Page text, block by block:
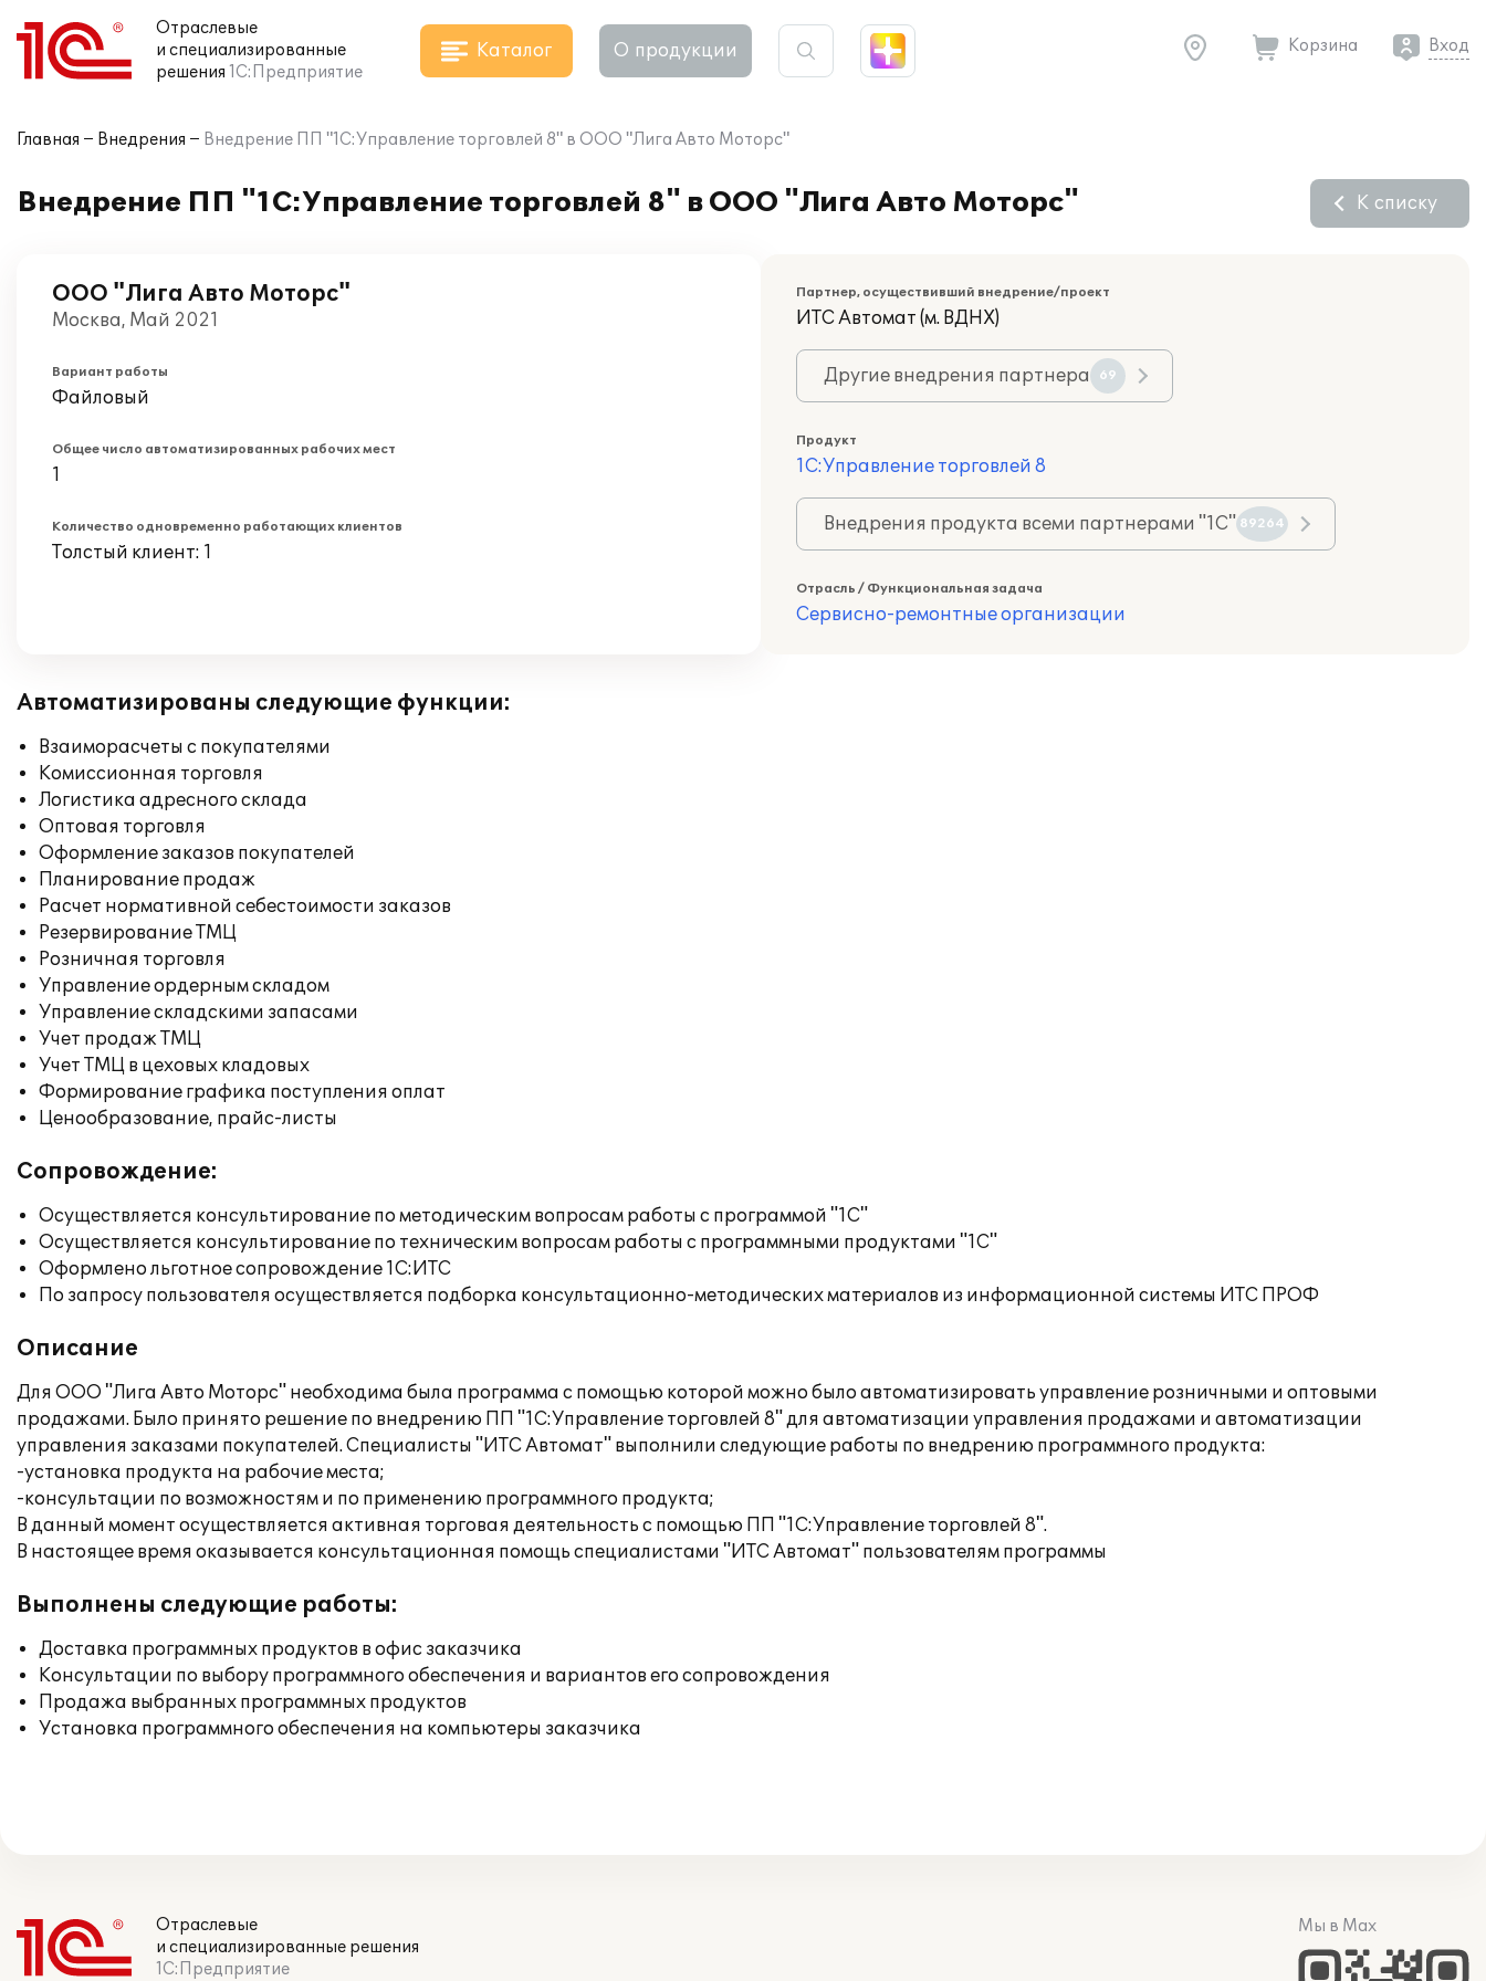
Отраслевые
и специализированные
решения 1С:Предприятие
Каталог О продукции Корзина Вход
Главная Внедрения Внедрение ПП "1C:Управление торговлей 8" в ООО "Лига Авто Моторс"
Внедрение ПП "1C:Управление торговлей 8" в ООО "Лига Авто Моторс" К списку
ООО "Лига Авто Моторс"
Москва, Май 2021
Вариант работы
Файловый
Общее число автоматизированных рабочих мест
1
Количество одновременно работающих клиентов
Толстый клиент: 1
Партнер, осуществивший внедрение/проект
ИТС Автомат (м. ВДНХ)
Другие внедрения партнера 69
Продукт
1С:Управление торговлей 8
Внедрения продукта всеми партнерами "1С" 89264
Отрасль / Функциональная задача
Сервисно-ремонтные организации
Автоматизированы следующие функции:
Взаиморасчеты с покупателями
Комиссионная торговля
Логистика адресного склада
Оптовая торговля
Оформление заказов покупателей
Планирование продаж
Расчет нормативной себестоимости заказов
Резервирование ТМЦ
Розничная торговля
Управление ордерным складом
Управление складскими запасами
Учет продаж ТМЦ
Учет ТМЦ в цеховых кладовых
Формирование графика поступления оплат
Ценообразование, прайс-листы
Сопровождение:
Осуществляется консультирование по методическим вопросам работы с программой "1С"
Осуществляется консультирование по техническим вопросам работы с программными продуктами "1С"
Оформлено льготное сопровождение 1С:ИТС
По запросу пользователя осуществляется подборка консультационно-методических материалов из информационной системы ИТС ПРОФ
Описание
Для ООО "Лига Авто Моторс" необходима была программа с помощью которой можно было автоматизировать управление розничными и оптовыми
продажами. Было принято решение по внедрению ПП "1C:Управление торговлей 8" для автоматизации управления продажами и автоматизации
управления заказами покупателей. Специалисты "ИТС Автомат" выполнили следующие работы по внедрению программного продукта:
-установка продукта на рабочие места;
-консультации по возможностям и по применению программного продукта;
В данный момент осуществляется активная торговая деятельность с помощью ПП "1C:Управление торговлей 8".
В настоящее время оказывается консультационная помощь специалистами "ИТС Автомат" пользователям программы
Выполнены следующие работы:
Доставка программных продуктов в офис заказчика
Консультации по выбору программного обеспечения и вариантов его сопровождения
Продажа выбранных программных продуктов
Установка программного обеспечения на компьютеры заказчика
Отраслевые
и специализированные решения
1С:Предприятие
Мы в Max